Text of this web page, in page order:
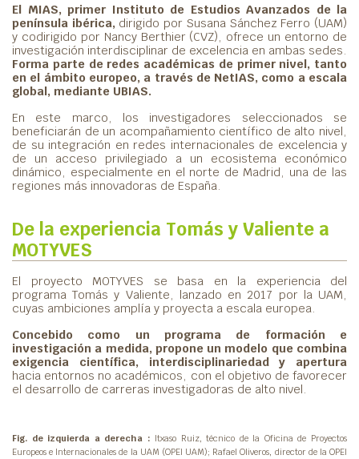
El MIAS, primer Instituto de Estudios Avanzados de la
península ibérica, dirigido por Susana Sánchez Ferro (UAM)
y codirigido por Nancy Berthier (CVZ), ofrece un entorno de
investigación interdisciplinar de excelencia en ambas sedes.
Forma parte de redes académicas de primer nivel, tanto
en el ámbito europeo, a través de NetIAS, como a escala
global, mediante UBIAS.
En este marco, los investigadores seleccionados se
beneficiarán de un acompañamiento científico de alto nivel,
de su integración en redes internacionales de excelencia y
de un acceso privilegiado a un ecosistema económico
dinámico, especialmente en el norte de Madrid, una de las
regiones más innovadoras de España.
De la experiencia Tomás y Valiente a
MOTYVES
El proyecto MOTYVES se basa en la experiencia del
programa Tomás y Valiente, lanzado en 2017 por la UAM,
cuyas ambiciones amplía y proyecta a escala europea.
Concebido como un programa de formación e
investigación a medida, propone un modelo que combina
exigencia científica, interdisciplinariedad y apertura
hacia entornos no académicos, con el objetivo de favorecer
el desarrollo de carreras investigadoras de alto nivel.
Fig. de izquierda a derecha : Itxaso Ruiz, técnico de la Oficina de Proyectos
Europeos e Internacionales de la UAM (OPEI UAM); Rafael Oliveros, director de la OPEI